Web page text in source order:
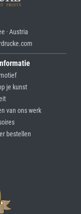
· Austria
je kunst
van ons werk
bestellen